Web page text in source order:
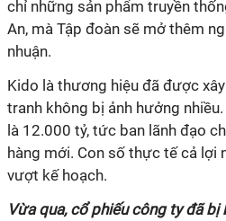
chỉ những sản phẩm truyền
An, mà Tập đoàn sẽ mở thêm
nhuận.
Kido là thương hiệu đã được
tranh không bị ảnh hưởng
là 12.000 tỷ, tức ban lãnh đạo
hàng mới. Con số thực tế cả lợi
vượt kế hoạch.
Vừa qua, cổ phiếu công ty đã